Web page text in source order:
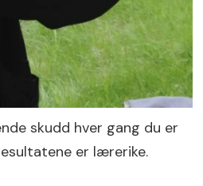
skudd hver gang du er
er lærerike.